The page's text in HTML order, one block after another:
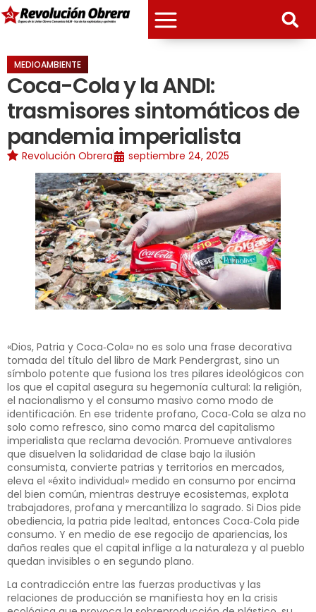
MEDIOAMBIENTE
Coca-Cola y la ANDI:
trasmisores sintomáticos de
pandemia imperialista
Revolución Obrera septiembre 24, 2025
«Dios, Patria y Coca‑Cola» no es solo una frase decorativa
tomada del título del libro de Mark Pendergrast, sino un
símbolo potente que fusiona los tres pilares ideológicos con
los que el capital asegura su hegemonía cultural: la religión,
el nacionalismo y el consumo masivo como modo de
identificación. En ese tridente profano, Coca‑Cola se alza no
solo como refresco, sino como marca del capitalismo
imperialista que reclama devoción. Promueve antivalores
que disuelven la solidaridad de clase bajo la ilusión
consumista, convierte patrias y territorios en mercados,
eleva el «éxito individual» medido en consumo por encima
del bien común, mientras destruye ecosistemas, explota
trabajadores, profana y mercantiliza lo sagrado. Si Dios pide
obediencia, la patria pide lealtad, entonces Coca‑Cola pide
consumo. Y en medio de ese regocijo de apariencias, los
daños reales que el capital inflige a la naturaleza y al pueblo
quedan invisibles o en segundo plano.
La contradicción entre las fuerzas productivas y las
relaciones de producción se manifiesta hoy en la crisis